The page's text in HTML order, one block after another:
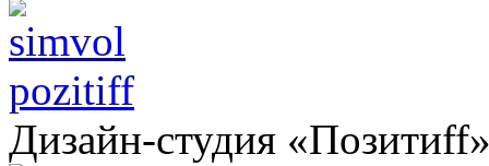
pozitiff
Дизайн-студия